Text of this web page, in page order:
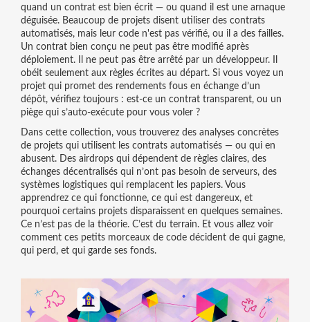
quand un contrat est bien écrit — ou quand il est une arnaque
déguisée. Beaucoup de projets disent utiliser des contrats
automatisés, mais leur code n'est pas vérifié, ou il a des failles.
Un contrat bien conçu ne peut pas être modifié après
déploiement. Il ne peut pas être arrêté par un développeur. Il
obéit seulement aux règles écrites au départ. Si vous voyez un
projet qui promet des rendements fous en échange d’un
dépôt, vérifiez toujours : est-ce un contrat transparent, ou un
piège qui s’auto-exécute pour vous voler ?
Dans cette collection, vous trouverez des analyses concrètes
de projets qui utilisent les contrats automatisés — ou qui en
abusent. Des airdrops qui dépendent de règles claires, des
échanges décentralisés qui n’ont pas besoin de serveurs, des
systèmes logistiques qui remplacent les papiers. Vous
apprendrez ce qui fonctionne, ce qui est dangereux, et
pourquoi certains projets disparaissent en quelques semaines.
Ce n’est pas de la théorie. C’est du terrain. Et vous allez voir
comment ces petits morceaux de code décident de qui gagne,
qui perd, et qui garde ses fonds.